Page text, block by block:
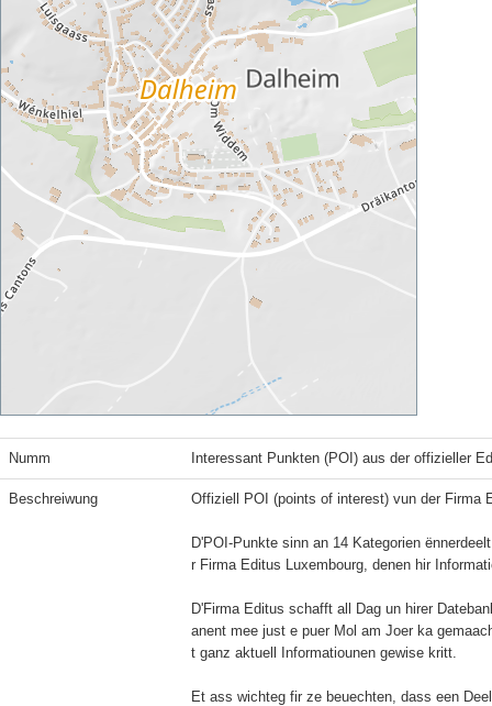
Numm Interessant Punkten (POI) aus der offizieller
Beschreiwung Offiziell POI (points of interest) vun der Firma
D'POI-Punkte sinn an 14 Kategorien
r Firma Editus Luxembourg, denen hir
D'Firma Editus schafft all Dag un hirer
anent mee just e puer Mol am Joer ka
t ganz aktuell Informatiounen gewise kritt.
Et ass wichteg fir ze beuechten, dass een